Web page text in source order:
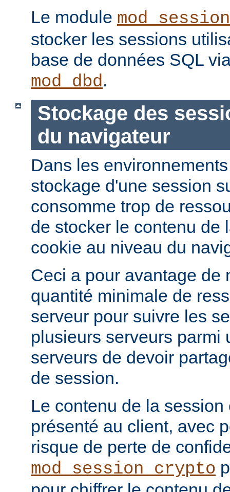
Le module
stocker les sessions
base de données SQL
mod_dbd.
Stockage des
du navigateur
Dans les
stockage d'une session
consomme trop de
de stocker le contenu de
cookie au niveau du
Ceci a pour avantage de
quantité minimale de
serveur pour suivre les
plusieurs serveurs parmi
serveurs de devoir
de session.
Le contenu de la
présenté au client, avec
risque de perte de
mod_session_crypto